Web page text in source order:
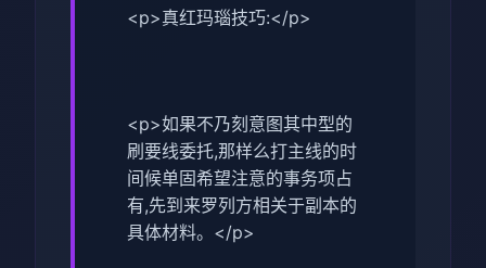
<p>真红玛瑙技巧:</p>
<p>如果不乃刻意图其中型的
刷要线委托,那样么打主线的时
间候单固希望注意的事务项占
有,先到来罗列方相关于副本的
具体材料。</p>